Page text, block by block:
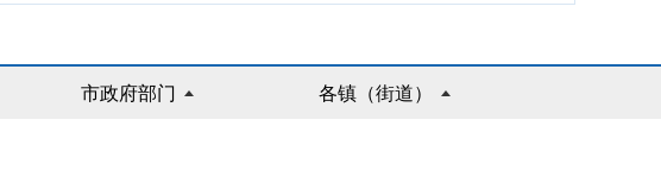
市政府部门 各镇（街道）